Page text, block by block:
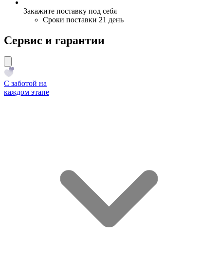
Закажите поставку под себя
Сроки поставки 21 день
Сервис и гарантии
С заботой на
каждом этапе